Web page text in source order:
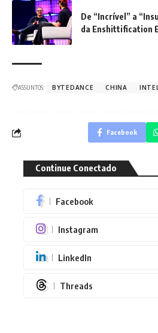
De “Incrível” a
da Enshittification
ASSUNTOS: BYTEDANCE CHINA
Facebook
Continue Conectado
Facebook
Instagram
LinkedIn
Threads